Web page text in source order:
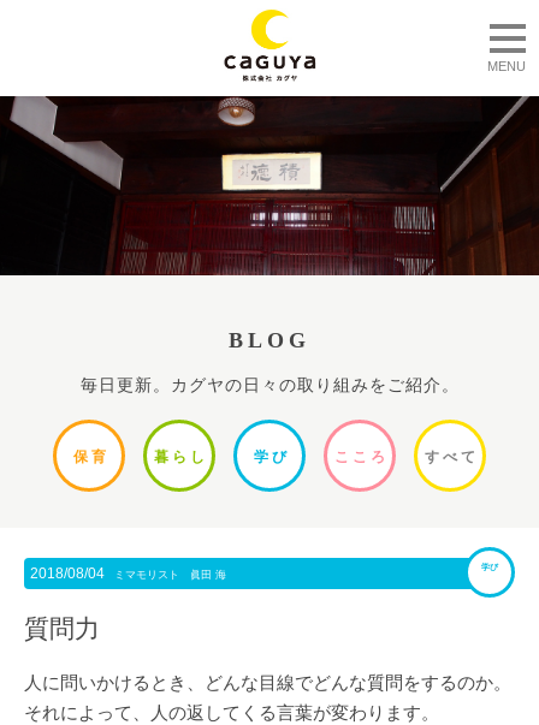
MENU
BLOG
毎日更新。カグヤの日々の取り組みをご紹介。
保 育 暮ら し 学 び ここ ろ すべて
2018/08/04 ミマモリスト 眞田 海
学び
質問力
人に問いかけるとき、どんな目線でどんな質問をするのか。
それによって、人の返してくる言葉が変わります。